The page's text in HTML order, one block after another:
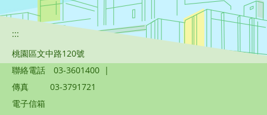
:::
桃園區文中路120號
聯絡電話
03-3601400 |
傳真
03-3791721
電子信箱